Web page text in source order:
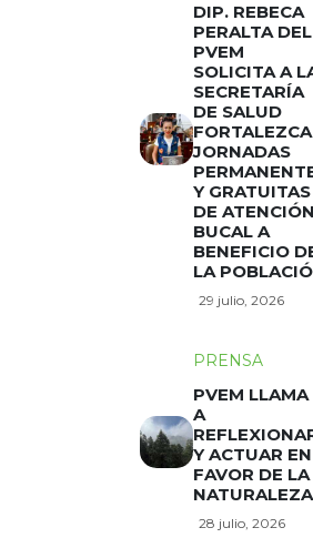
DIP. REBECA
PERALTA DEL
PVEM
SOLICITA A
SECRETARÍA
DE SALUD
FORTALEZCA
JORNADAS
Y GRATUITAS
DE
BUCAL A
BENEFICIO
LA
29 julio, 2026
PRENSA
PVEM LLAMA
A
Y ACTUAR EN
FAVOR DE LA
NATURALEZA
28 julio, 2026